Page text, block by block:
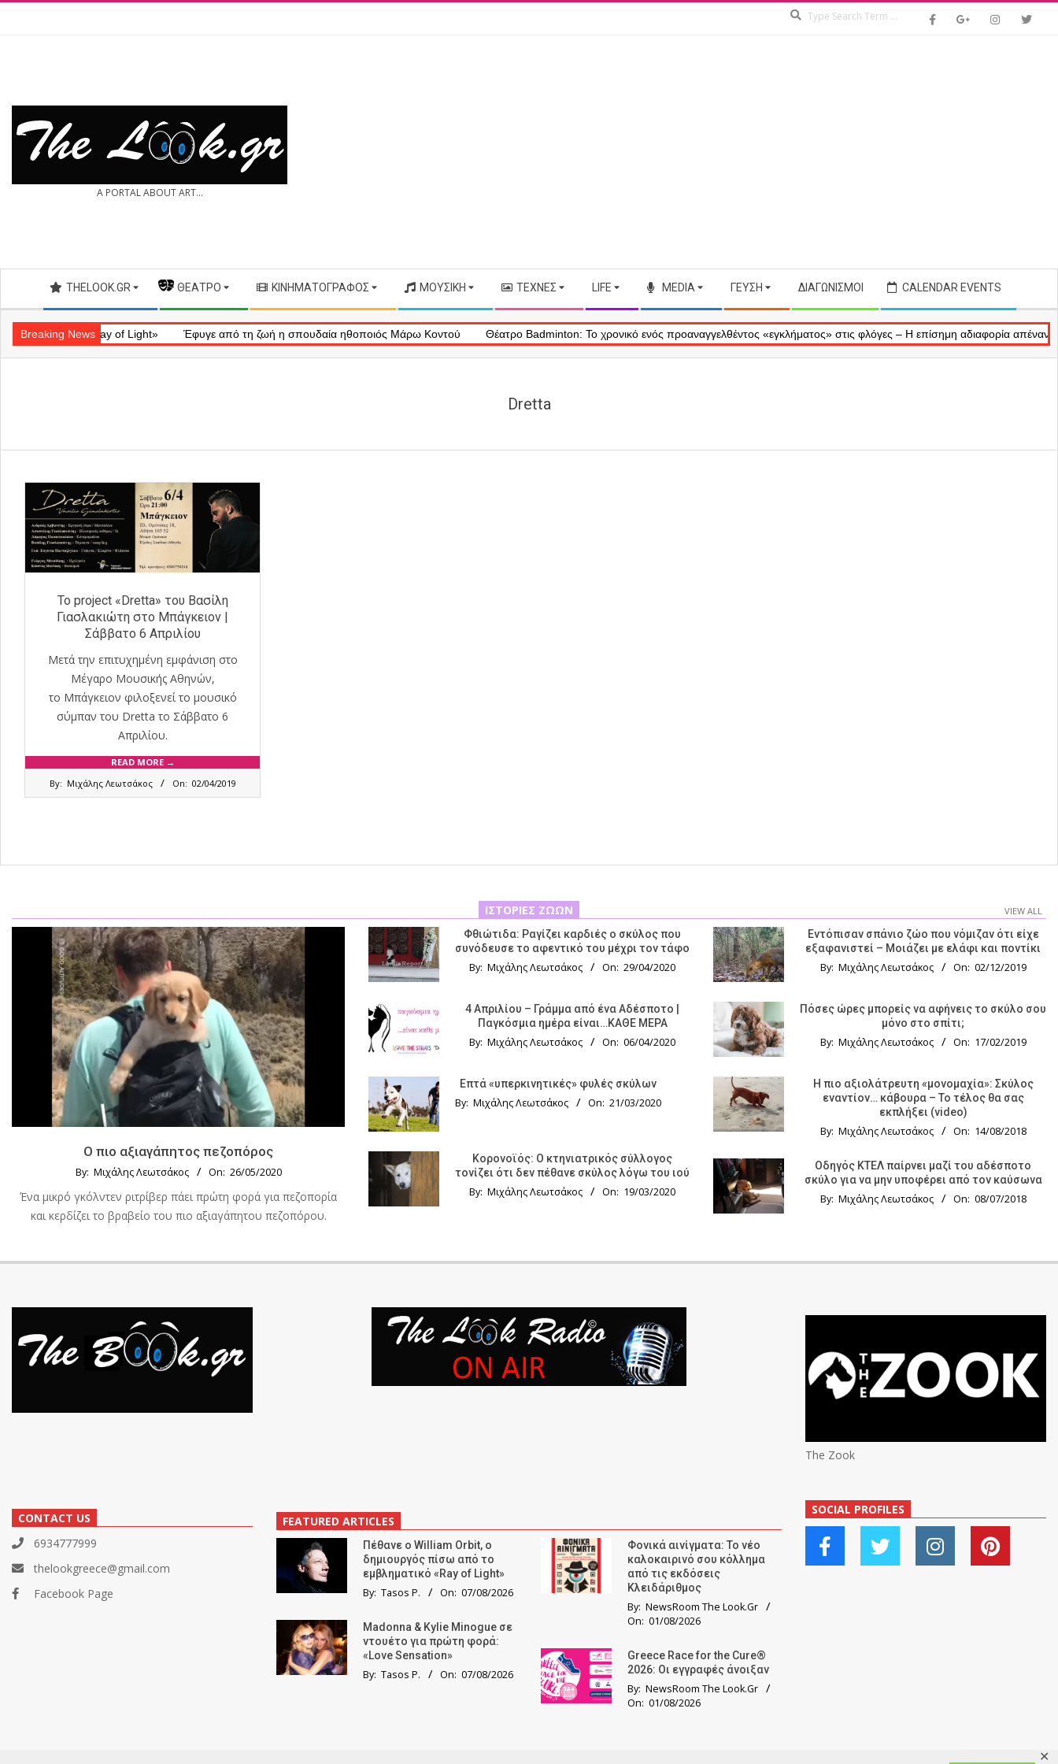
✕
THE A PORTAL ABOUT ART...
Secondary
Navigation
Menu
THELOOK.GR — ΘΈΑΤΡΟ ΚΙΝΗΜΑΤΟΓΡΆΦΟΣ ΜΟΥΣΙΚΉ ΤΈΧΝΕΣ LIFE MEDIA ΓΕΎΣΗ ΔΙΑΓΩΝΙΣΜΟΊ CALENDAR EVENTS
Breaking News
«Ray of Light» Έφυγε από τη ζωή η σπουδαία ηθοποιός Μάρω Κοντού Θέατρο Badminton: Το χρονικό ενός προαναγγελθέντος «εγκλήματος» στις φλόγες – Η επίσημη αδιαφορία απέναντι στις
Dretta
To project «Dretta» του Βασίλη
Γιασλακιώτη στο Μπάγκειον |
Σάββατο 6 Απριλίου
Μετά την επιτυχημένη εμφάνιση στο
Μέγαρο Μουσικής Αθηνών,
το Μπάγκειον φιλοξενεί το μουσικό
σύμπαν του Dretta το Σάββατο 6
Απριλίου.
READ MORE →
By: Μιχάλης Λεωτσάκος On: 02/04/2019
ΙΣΤΟΡΊΕΣ ΖΏΩΝ VIEW ALL
Ο πιο αξιαγάπητος πεζοπόρος
By: Μιχάλης Λεωτσάκος On: 26/05/2020
Ένα μικρό γκόλντεν ριτρίβερ πάει πρώτη φορά για πεζοπορία
και κερδίζει το βραβείο του πιο αξιαγάπητου πεζοπόρου.
Φθιώτιδα: Ραγίζει καρδιές ο σκύλος που
συνόδευσε το αφεντικό του μέχρι τον τάφο
By: Μιχάλης Λεωτσάκος On: 29/04/2020
4 Απριλίου – Γράμμα από ένα Αδέσποτο |
Παγκόσμια ημέρα είναι…ΚΑΘΕ ΜΕΡΑ
By: Μιχάλης Λεωτσάκος On: 06/04/2020
Επτά «υπερκινητικές» φυλές σκύλων
By: Μιχάλης Λεωτσάκος On: 21/03/2020
Κορονοϊός: Ο κτηνιατρικός σύλλογος
τονίζει ότι δεν πέθανε σκύλος λόγω του ιού
By: Μιχάλης Λεωτσάκος On: 19/03/2020
Εντόπισαν σπάνιο ζώο που νόμιζαν ότι είχε
εξαφανιστεί – Μοιάζει με ελάφι και ποντίκι
By: Μιχάλης Λεωτσάκος On: 02/12/2019
Πόσες ώρες μπορείς να αφήνεις το σκύλο σου
μόνο στο σπίτι;
By: Μιχάλης Λεωτσάκος On: 17/02/2019
Η πιο αξιολάτρευτη «μονομαχία»: Σκύλος
εναντίον… κάβουρα – Το τέλος θα σας
εκπλήξει (video)
By: Μιχάλης Λεωτσάκος On: 14/08/2018
Οδηγός KTΕΛ παίρνει μαζί του αδέσποτο
σκύλο για να μην υποφέρει από τον καύσωνα
By: Μιχάλης Λεωτσάκος On: 08/07/2018
CONTACT US
6934777999
thelookgreece@gmail.com
Facebook Page
FEATURED ARTICLES
Πέθανε ο William Orbit, ο
δημιουργός πίσω από το
εμβληματικό «Ray of Light»
By: Tasos P. On: 07/08/2026
Madonna & Kylie Minogue σε
ντουέτο για πρώτη φορά:
«Love Sensation»
By: Tasos P. On: 07/08/2026
Φονικά αινίγματα: Το νέο
καλοκαιρινό σου κόλλημα
από τις εκδόσεις
Κλειδάριθμος
By: NewsRoom The Look.Gr
On: 01/08/2026
Greece Race for the Cure®
2026: Οι εγγραφές άνοιξαν
By: NewsRoom The Look.Gr
On: 01/08/2026
The Zook
SOCIAL PROFILES